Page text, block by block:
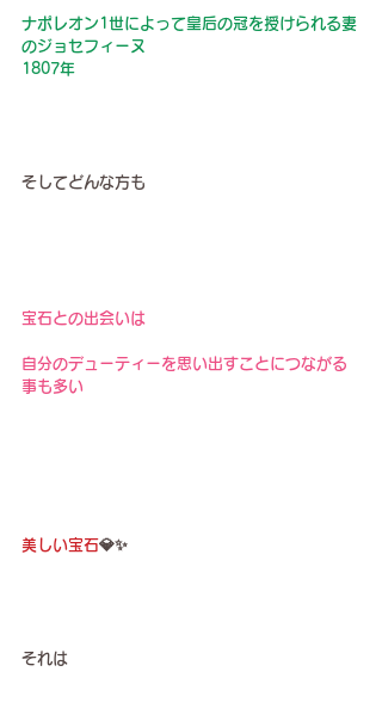
ナポレオン1世によって皇后の冠を授けられる妻
のジョセフィーヌ
1807年
そしてどんな方も
宝石との出会いは
自分のデューティーを思い出すことにつながる
事も多い
美しい宝石💎✨
それは